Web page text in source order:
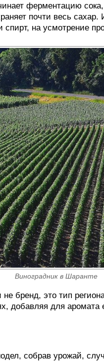
ферментацию
почти весь
на усмотрение
Виноградник в Шаранте
бренд, это тип
добавляя для
собрав урожай,